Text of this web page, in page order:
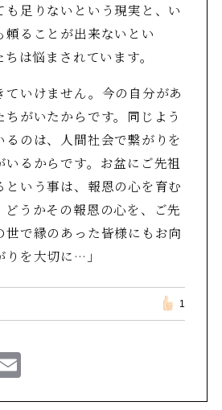
も足りないという現実と、い
頼ることが出来ないとい
は悩まされています。
ていけません。今の自分があ
ちがいたからです。同じよう
るのは、人間社会で繋がりを
るからです。お盆にご先祖
という事は、報恩の心を育む
どうかその報恩の心を、ご先
世で縁のあった皆様にもお向
りを大切に…」
1
E